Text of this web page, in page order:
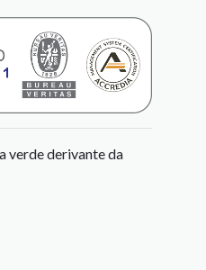
verde derivante da